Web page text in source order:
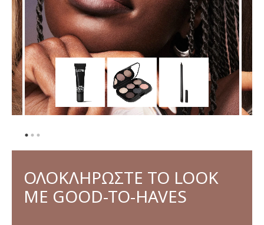
ΟΛΟΚΛΗΡΩΣΤΕ ΤΟ LOOK
ΜΕ GOOD-TO-HAVES